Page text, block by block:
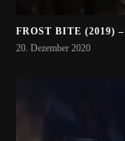
FROST BITE (2019)
20. Dezember 2020